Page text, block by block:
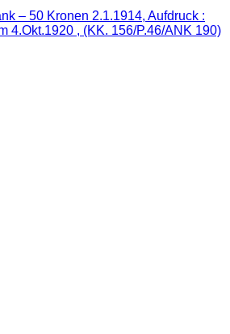
– 50 Kronen 2.1.1914, Aufdruck :
4.Okt.1920 , (KK. 156/P.46/ANK 190)